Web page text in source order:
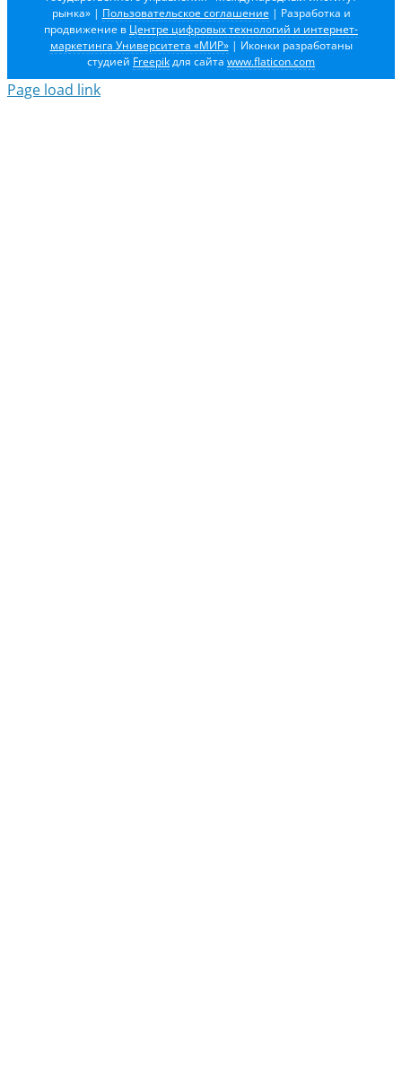
рынка» | Пользовательское соглашение | Разработка и
продвижение в Центре цифровых технологий и интернет-
маркетинга Университета «МИР»| Иконки разработаны
студией Freepikдля сайта www.flaticon.com
Page load link